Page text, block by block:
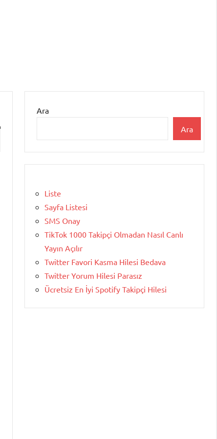
Ara
Ara
Liste
Sayfa Listesi
SMS Onay
TikTok 1000 Takipçi Olmadan Nasıl Canlı
Yayın Açılır
Twitter Favori Kasma Hilesi Bedava
Twitter Yorum Hilesi Parasız
Ücretsiz En İyi Spotify Takipçi Hilesi